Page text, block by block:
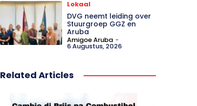
Lokaal
DVG neemt leiding over
Stuurgroep GGZ en
Aruba
Amigoe Aruba -
6 Augustus, 2026
Related Articles